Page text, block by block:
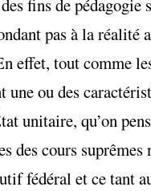
fins de pédagogie
pas à la réalité
effet, tout comme
une ou des
unitaire, qu’on
des cours suprêmes
fédéral et ce tant